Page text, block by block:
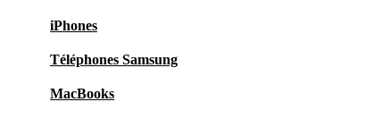
iPhones
Téléphones Samsung
MacBooks